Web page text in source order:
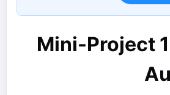
Mini-Project